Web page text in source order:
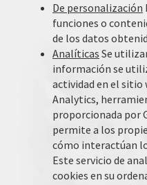
De personalización
funciones o
de los datos
Analíticas Se
información se
actividad en el sitio
Analytics,
proporcionada por
permite a los
cómo interactúan
Este servicio de
cookies en su